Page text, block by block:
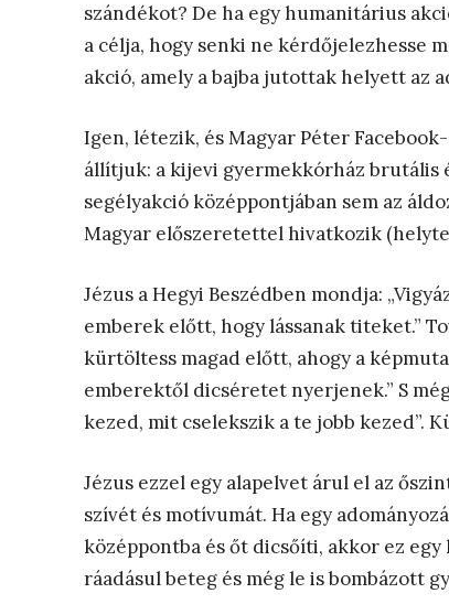
szándékot? De ha egy humanitárius
a célja, hogy senki ne kérdőjelezhesse
akció, amely a bajba jutottak helyett az
Igen, létezik, és Magyar Péter
állítjuk: a kijevi gyermekkórház brutális
segélyakció középpontjában sem az
Magyar előszeretettel hivatkozik
Jézus a Hegyi Beszédben mondja:
emberek előtt, hogy lássanak titeket.”
kürtöltess magad előtt, ahogy a
emberektől dicséretet nyerjenek.” S
kezed, mit cselekszik a te jobb kezed”.
Jézus ezzel egy alapelvet árul el az
szívét és motívumát. Ha egy
középpontba és őt dicsőíti, akkor ez
ráadásul beteg és még le is bombázott